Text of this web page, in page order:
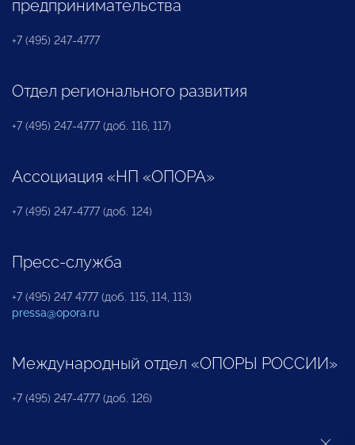
предпринимательства
+7 (495) 247-4777
Отдел регионального развития
+7 (495) 247-4777 (доб. 116, 117)
Ассоциация «НП «ОПОРА»
+7 (495) 247-4777 (доб. 124)
Пресс-служба
+7 (495) 247 4777 (доб. 115, 114, 113)
pressa@opora.ru
Международный отдел «ОПОРЫ РОССИИ»
+7 (495) 247-4777 (доб. 126)